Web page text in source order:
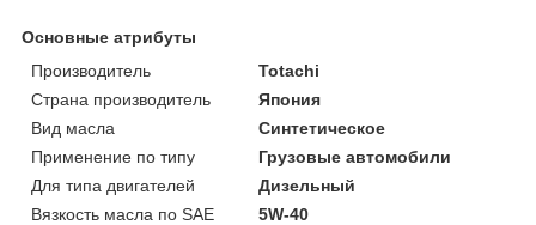
Основные атрибуты
Производитель
Totachi
Страна производитель
Япония
Вид масла
Синтетическое
Применение по типу
Грузовые автомобили
Для типа двигателей
Дизельный
Вязкость масла по SAE
5W-40